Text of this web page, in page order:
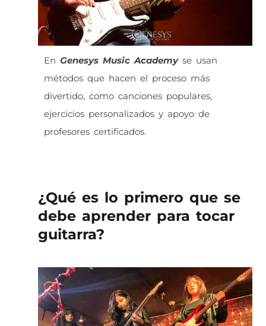
En Genesys Music Academyse usan
métodos que hacen el proceso más
divertido, como canciones populares,
ejercicios personalizados y apoyo de
profesores certificados.
¿Qué es lo primero que se
debe aprender para tocar
guitarra?